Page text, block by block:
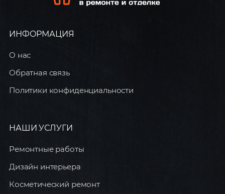
ИНФОРМАЦИЯ
О нас
Обратная связь
Политики конфиденциальности
НАШИ УСЛУГИ
Ремонтные работы
Дизайн интерьера
Косметический ремонт